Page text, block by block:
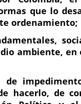
que lo
ordenamiento;
ambiente, en
hacerlo, de